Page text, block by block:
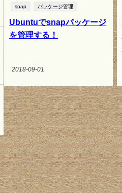
snap パッケージ管理
Ubuntuでsnapパッケージ
を管理する！
2018-09-01